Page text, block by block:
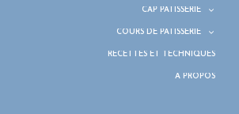
CAP PÂTISSERIE
COURS DE PÂTISSERIE
RECETTES ET TECHNIQUES
À PROPOS